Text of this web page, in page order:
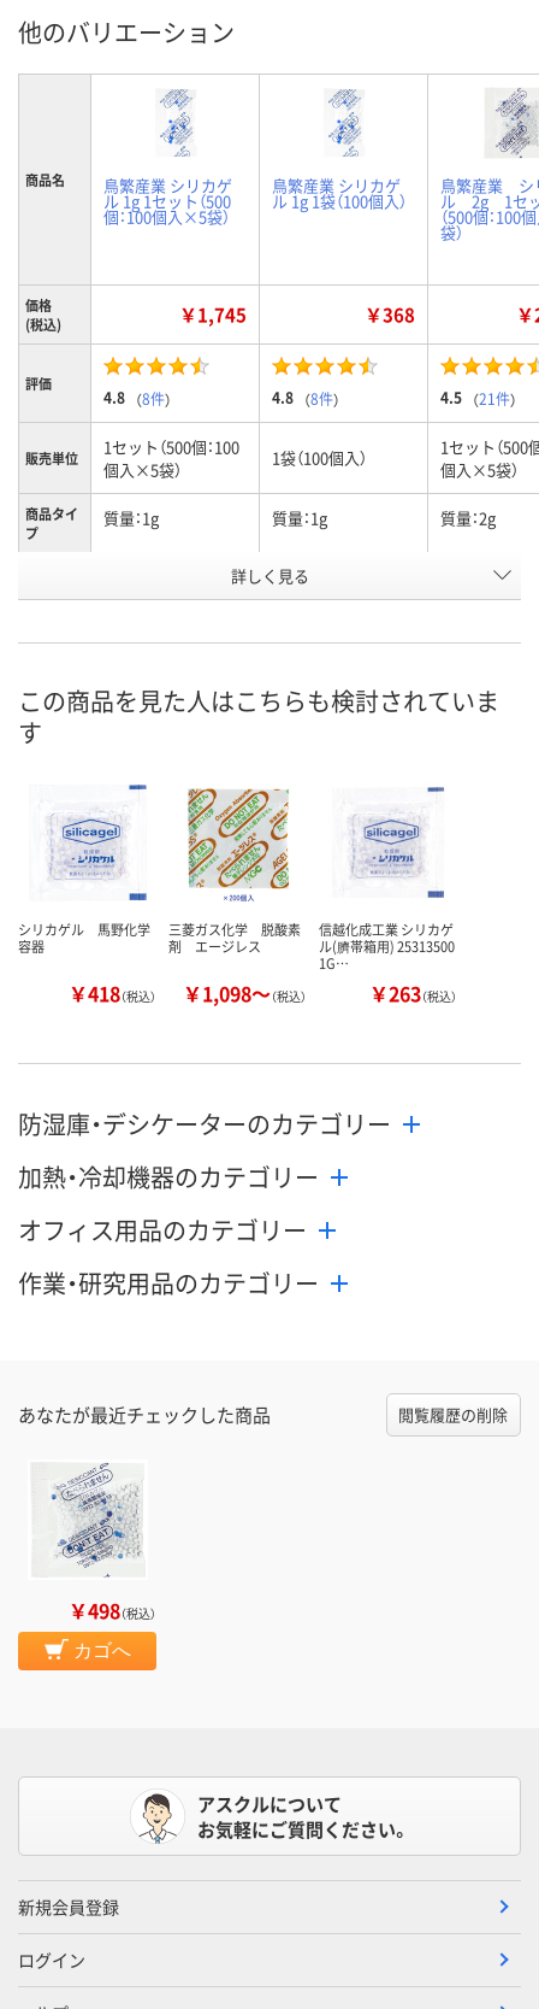
他のバリエーション
商品名 鳥繁産業 シリカゲ
ル 1g 1セット（500
個：100個入×5袋）
鳥繁産業 シリカゲ
ル 1g 1袋（100個入）
鳥繁産業 シ
ル 2g 1セ
（500個：100
袋）
価格
(税込)
￥1,745 ￥368
評価
4.8 （8件） 4.8 （8件） 4.5 （21件）
販売単位
1セット（500個：100
個入×5袋）
1袋（100個入）
1セット（500
個入×5袋）
商品タイ
プ
質量：1g 質量：1g 質量：2g
9933852 9934072
カゴへ
詳しく見る
この商品を見た人はこちらも検討されていま
す
シリカゲル 馬野化学
容器
￥418（税込）
三菱ガス化学 脱酸素
剤 エージレス
￥1,098～（税込）
信越化成工業 シリカゲ
ル(臍帯箱用) 25313500
1G…
￥263（税込）
防湿庫・デシケーターのカテゴリー
加熱・冷却機器のカテゴリー
オフィス用品のカテゴリー
作業・研究用品のカテゴリー
あなたが最近チェックした商品 閲覧履歴の削除
￥498（税込）
カゴへ
アスクルについて
お気軽にご質問ください。
新規会員登録
ログイン